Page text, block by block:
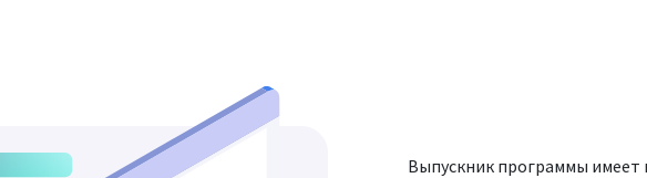
Выпускник программы имеет